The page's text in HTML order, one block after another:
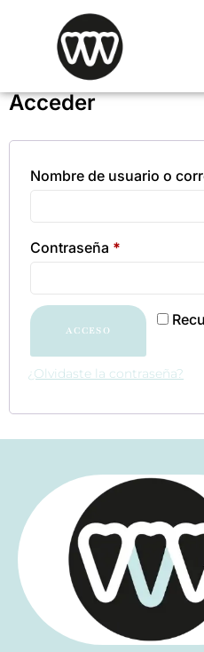
Acceder
Nombre de usuario o
Contraseña *
ACCESO
¿Olvidaste la contraseña?